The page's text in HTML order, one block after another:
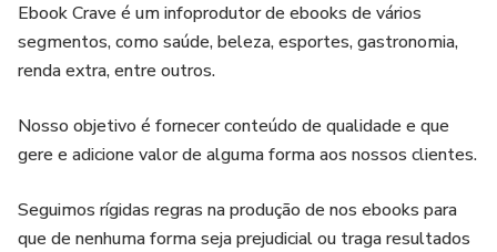
Ebook Crave é um infoprodutor de ebooks de vários
segmentos, como saúde, beleza, esportes, gastronomia,
renda extra, entre outros.
Nosso objetivo é fornecer conteúdo de qualidade e que
gere e adicione valor de alguma forma aos nossos clientes.
Seguimos rígidas regras na produção de nos ebooks para
que de nenhuma forma seja prejudicial ou traga resultados